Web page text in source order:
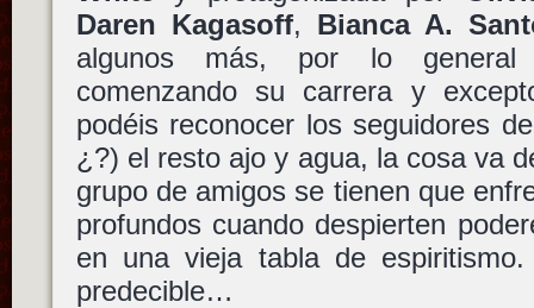
Daren Kagasoff, Bianca A.
algunos más, por lo
comenzando su carrera y
podéis reconocer los seguidores
¿?) el resto ajo y agua, la cosa va
grupo de amigos se tienen que
profundos cuando despierten
en una vieja tabla de
predecible…